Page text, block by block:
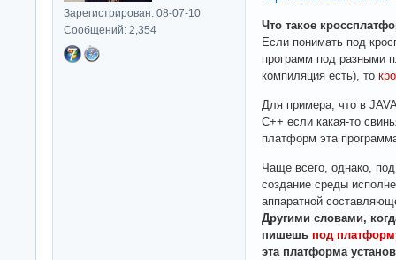
Зарегистрирован: 08-07-10
Сообщений: 2,354
Что такое
Если понимать под
программ под разными
компиляция есть), то
Для примера, что в
C++ если какая-то
платформ эта
Чаще всего, однако,
создание среды
аппаратной
Другими словами,
пишешь под
эта платформа